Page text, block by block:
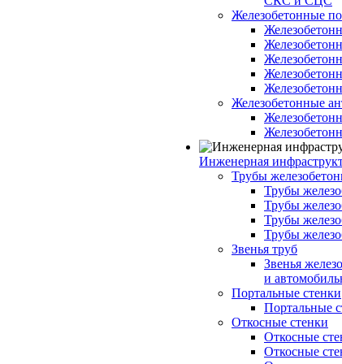
Железобетонные
Железобетонные
Инженерная
Трубы
Трубы
Трубы
Трубы
Трубы
Звенья труб
Звенья
и
Портальные стенки
Портальные
Откосные стенки
Откосные
Откосные